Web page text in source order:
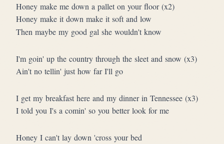
Honey make me down a pallet on your floor (x2)
Honey make it down make it soft and low
Then maybe my good gal she wouldn't know
I'm goin' up the country through the sleet and snow (x3)
Ain't no tellin' just how far I'll go
I get my breakfast here and my dinner in Tennessee (x3)
I told you I's a comin' so you better look for me
Honey I can't lay down 'cross your bed